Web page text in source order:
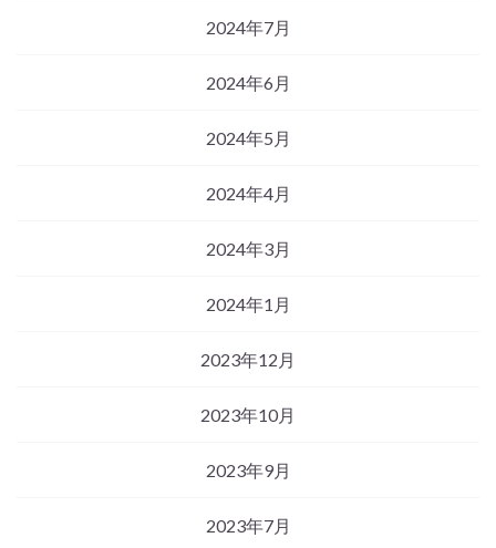
2024年7月
2024年6月
2024年5月
2024年4月
2024年3月
2024年1月
2023年12月
2023年10月
2023年9月
2023年7月